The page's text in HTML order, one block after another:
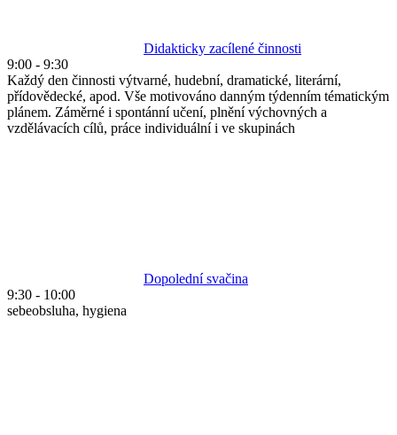
Didakticky zacílené činnosti
9:00 - 9:30
Každý den činnosti výtvarné, hudební, dramatické, literární,
přídovědecké, apod. Vše motivováno danným týdenním tématickým
plánem. Záměrné i spontánní učení, plnění výchovných a
vzdělávacích cílů, práce individuální i ve skupinách
Dopolední svačina
9:30 - 10:00
sebeobsluha, hygiena